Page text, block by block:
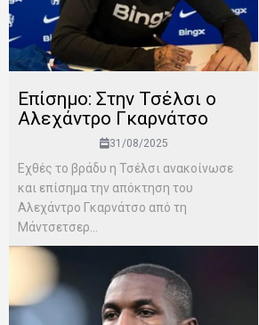
Επίσημο: Στην Τσέλσι ο
Αλεχάντρο Γκαρνάτσο
31/08/2025
Εχθές το βράδυ η Τσέλσι ανακοίνωσε
και επίσημα την απόκτηση του
Αλεχάντρο Γκαρνάτσο από τη
Μάντσετσερ...